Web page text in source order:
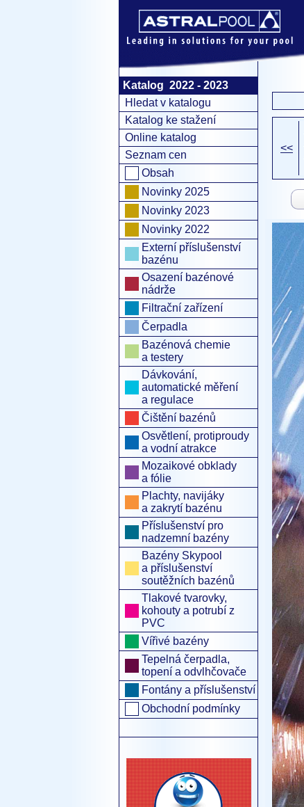
Katalog 2022 - 2023
Hledat v katalogu
Katalog ke stažení
Online katalog
Seznam cen
Obsah
Novinky 2025
Novinky 2023
Novinky 2022
Externí příslušenství
bazénu
Osazení bazénové
nádrže
Filtrační zařízení
Čerpadla
Bazénová chemie
a testery
Dávkování,
automatické měření
a regulace
Čištění bazénů
Osvětlení, protiproudy
a vodní atrakce
Mozaikové obklady
a fólie
Plachty, navijáky
a zakrytí bazénu
Příslušenství pro
nadzemní bazény
Bazény Skypool
a příslušenství
soutěžních bazénů
Tlakové tvarovky,
kohouty a potrubí z
PVC
Vířivé bazény
Tepelná čerpadla,
topení a odvlhčovače
Fontány a příslušenství
Obchodní podmínky
<<